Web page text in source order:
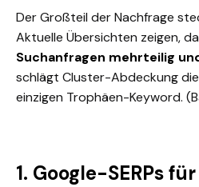
Der Großteil der Nachfrage
Aktuelle Übersichten zeigen,
Suchanfragen mehrteilig
schlägt Cluster-Abdeckung
einzigen Trophäen-Keyword.
1. Google-SERPs